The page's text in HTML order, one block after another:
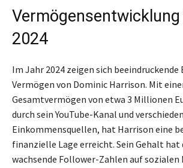
2024
Im Jahr 2024 zeigen sich
Vermögen von Dominic Harrison. Mit
Gesamtvermögen von etwa 3 Millionen
durch sein YouTube-Kanal und
Einkommensquellen, hat Harrison eine
finanzielle Lage erreicht. Sein Gehalt
wachsende Follower-Zahlen auf sozialen